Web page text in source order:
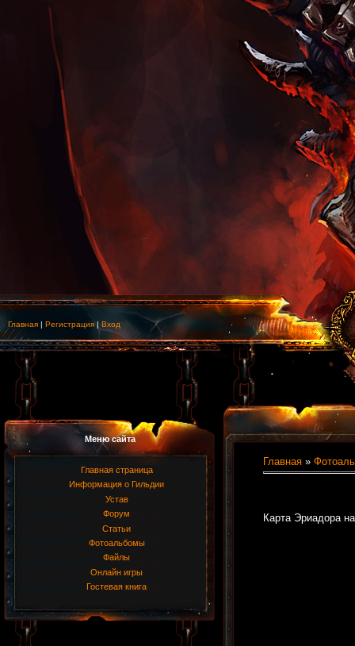
Главная | Регистрация | Вход
Меню сайта
Главная страница
Информация о Гильдии
Устав
Форум
Статьи
Фотоальбомы
Файлы
Онлайн игры
Гостевая книга
Главная »
Карта Эриадора